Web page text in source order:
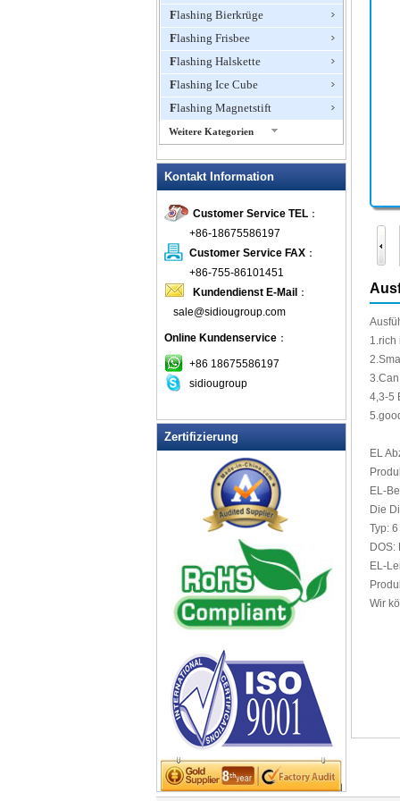
Flashing Bierkrüge
Flashing Frisbee
Flashing Halskette
Flashing Ice Cube
Flashing Magnetstift
Weitere Kategorien
Flashing Ring
Flashing Toys, Light Up
Neuheiten
Flashing T-Shirts
Flashing Wasserhahn Dusche
Flashing Weinöffner
Glow Sticks
LED blinkt Balls
LED blinkt Clapper
LED blinkt Sonnenbrille
LED blinkt Tasse
LED Coaster
LED Drink Rührer
LED Eiseimer
LED Hundehalsband Pet Items
LED Light Up Messer
LED Light Up Spoons
LED Schlüsselanhänger
Flaschenöffner
LED Teelicht
LED-Dusche-Rasur Spiegel
LED-Partei Mittelstücke
LED-Schilder
Leucht-Armbänder
Licht Hüte & Kopfschmuck
Kontakt Information
Customer Service TEL ：
+86-18675586197
Customer Service FAX ：
+86-755-86101451
Kundendienst E-Mail ：
sale@sidiougroup.com
Online Kundenservice ：
+86 18675586197
sidiougroup
Zertifizierung
1.rich
2.Small
3.Can
4,3-5
EL
EL-
Die
Typ: 6
DOS:
EL-
Wir